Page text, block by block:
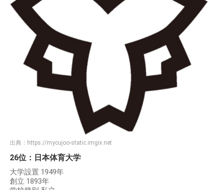
出典： https://mycujoo-static.imgix.net
26位：日本体育大学
大学設置 1949年
創立 1893年